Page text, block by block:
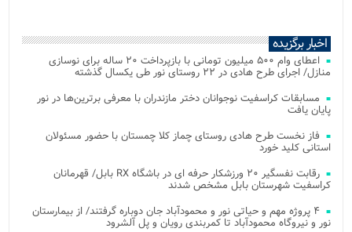
اخبار برگزیده
اعطای وام ۵۰۰ میلیون تومانی با بازپرداخت ۲۰ ساله برای نوسازی
منازل/ اجرای طرح هادی در ۲۲ روستای نور طی یکسال گذشته
مسابقات کراسفیت نوجوانان دختر مازندران با معرفی برترین‌ها در نور
پایان یافت
فاز نخست طرح هادی روستای چماز کلا چمستان با حضور مسئولان
استانی کلید خورد
رقابت نفسگیر ۲۰ ورزشکار حرفه ای در باشگاه RX بابل/ قهرمانان
کراسفیت شهرستان بابل مشخص شدند
۴ پروژه مهم و حیاتی نور و محمودآباد جان دوباره گرفتند/ از بیمارستان
نور و نیروگاه محمودآباد تا کمربندی رویان و پل آلشرود